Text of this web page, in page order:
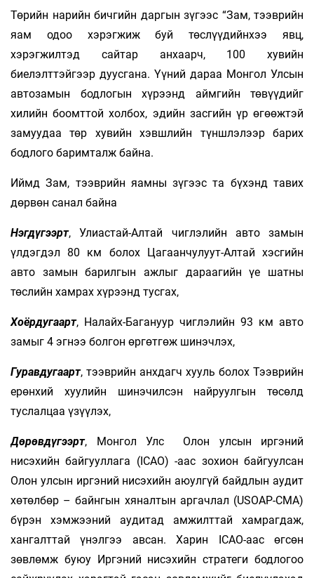
Төрийн нарийн бичгийн даргын зүгээс “Зам, тээврийн
яам одоо хэрэгжиж буй төслүүдийнхээ явц,
хэрэгжилтэд сайтар анхаарч, 100 хувийн
биелэлттэйгээр дуусгана. Үүний дараа Монгол Улсын
автозамын бодлогын хүрээнд аймгийн төвүүдийг
хилийн боомттой холбох, эдийн засгийн үр өгөөжтэй
замуудаа төр хувийн хэвшлийн түншлэлээр барих
бодлого баримталж байна.
Иймд Зам, тээврийн яамны зүгээс та бүхэнд тавих
дөрвөн санал байна
Нэгдүгээрт, Улиастай-Алтай чиглэлийн авто замын
үлдэгдэл 80 км болох Цагаанчулуут-Алтай хэсгийн
авто замын барилгын ажлыг дараагийн үе шатны
төслийн хамрах хүрээнд тусгах,
Хоёрдугаарт, Налайх-Багануур чиглэлийн 93 км авто
замыг 4 эгнээ болгон өргөтгөж шинэчлэх,
Гуравдугаарт, тээврийн анхдагч хууль болох Тээврийн
ерөнхий хуулийн шинэчилсэн найруулгын төсөлд
туслалцаа үзүүлэх,
Дөрөвдүгээрт, Монгол Улс Олон улсын иргэний
нисэхийн байгууллага (ICAO) -аас зохион байгуулсан
Олон улсын иргэний нисэхийн аюулгүй байдлын аудит
хөтөлбөр – байнгын хяналтын аргачлал (USOAP-CMA)
бүрэн хэмжээний аудитад амжилттай хамрагдаж,
хангалттай үнэлгээ авсан. Харин ICAO-аас өгсөн
зөвлөмж буюу Иргэний нисэхийн стратеги бодлогоо